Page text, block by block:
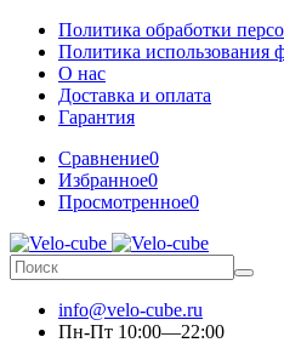
Политика обработки
Политика использования
О нас
Доставка и оплата
Гарантия
Сравнение0
Избранное0
Просмотренное0
info@velo-cube.ru
Пн-Пт 10:00—22:00